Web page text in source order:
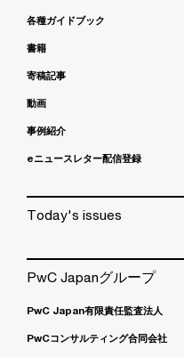
各種ガイドブック
書籍
寄稿記事
動画
事例紹介
eニュースレター配信登録
Today's issues
PwC Japanグループ
PwC Japan有限責任監査法人
PwCコンサルティング合同会社